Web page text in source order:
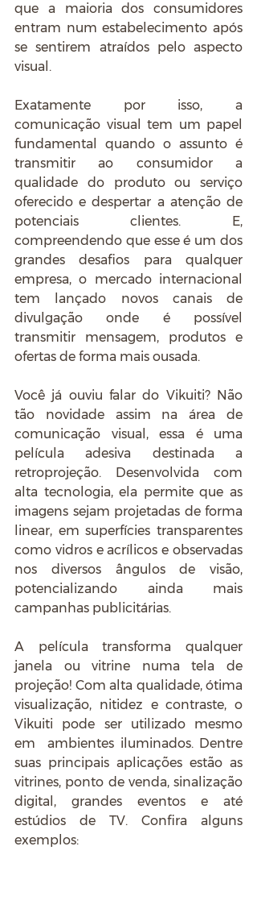
que a maioria dos consumidores
entram num estabelecimento após
se sentirem atraídos pelo aspecto
visual.
Exatamente por isso, a
comunicação visual tem um papel
fundamental quando o assunto é
transmitir ao consumidor a
qualidade do produto ou serviço
oferecido e despertar a atenção de
potenciais clientes. E,
compreendendo que esse é um dos
grandes desafios para qualquer
empresa, o mercado internacional
tem lançado novos canais de
divulgação onde é possível
transmitir mensagem, produtos e
ofertas de forma mais ousada.
Você já ouviu falar do Vikuiti? Não
tão novidade assim na área de
comunicação visual, essa é uma
película adesiva destinada a
retroprojeção. Desenvolvida com
alta tecnologia, ela permite que as
imagens sejam projetadas de forma
linear, em superfícies transparentes
como vidros e acrílicos e observadas
nos diversos ângulos de visão,
potencializando ainda mais
campanhas publicitárias.
A película transforma qualquer
janela ou vitrine numa tela de
projeção! Com alta qualidade, ótima
visualização, nitidez e contraste, o
Vikuiti pode ser utilizado mesmo
em  ambientes iluminados. Dentre
suas principais aplicações estão as
vitrines, ponto de venda, sinalização
digital, grandes eventos e até
estúdios de TV. Confira alguns
exemplos: